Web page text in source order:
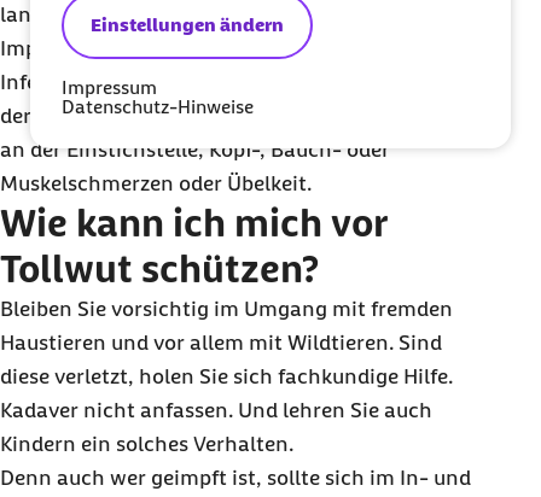
Einstellungen ändern
Impressum
Datenschutz-Hinweise
langfristigen Impfschutz auf. Eine nachträgliche
Impfung wird bei Verdacht auf eine Tollwut-
Infektion verabreicht. Mögliche Nebenwirkungen
der Tollwutimpfung sind: Hautrötung oder Juckreiz
an der Einstichstelle, Kopf-, Bauch- oder
Muskelschmerzen oder Übelkeit.
Wie kann ich mich vor
Tollwut schützen?
Bleiben Sie vorsichtig im Umgang mit fremden
Haustieren und vor allem mit Wildtieren. Sind
diese verletzt, holen Sie sich fachkundige Hilfe.
Kadaver nicht anfassen. Und lehren Sie auch
Kindern ein solches Verhalten.
Denn auch wer geimpft ist, sollte sich im In- und